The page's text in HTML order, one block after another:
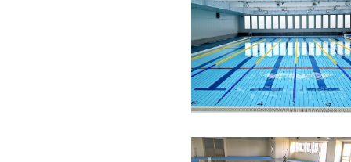
2022年 茨城県
学校
ステンレスプール + 可動床シス